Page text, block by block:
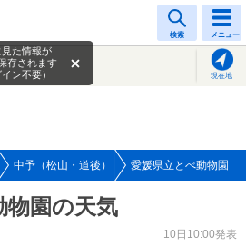
検索 メニュー
現在地
た情報が
存されます
イン不要）
中予（松山・道後） 愛媛県立とべ動物園
物園の天気
10日10:00発表